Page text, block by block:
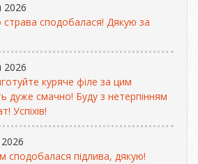
2026
сподобалася! Дякую за
2026
куряче філе за цим
дуже смачно! Буду з нетерпінням
Успіхів!
сподобалася підлива, дякую!